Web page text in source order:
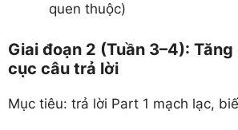
quen thuộc)
Giai đoạn 2 (Tuần 3–4):
cục câu trả lời
Mục tiêu: trả lời Part 1 mạch lạc,